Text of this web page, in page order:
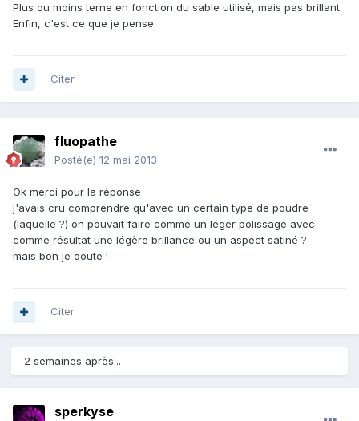
Plus ou moins terne en fonction du sable utilisé, mais pas brillant.
Enfin, c'est ce que je pense
Citer
fluopathe
Posté(e) 12 mai 2013
Ok merci pour la réponse
j'avais cru comprendre qu'avec un certain type de poudre
(laquelle ?) on pouvait faire comme un léger polissage avec
comme résultat une légère brillance ou un aspect satiné ?
mais bon je doute !
Citer
2 semaines après...
sperkyse